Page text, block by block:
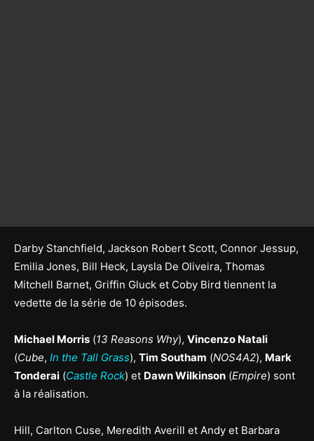
Darby Stanchfield, Jackson Robert Scott, Connor Jessup,
Emilia Jones, Bill Heck, Laysla De Oliveira, Thomas
Mitchell Barnet, Griffin Gluck et Coby Bird tiennent la
vedette de la série de 10 épisodes.
Michael Morris (13 Reasons Why), Vincenzo Natali
(Cube, In the Tall Grass), Tim Southam (NOS4A2), Mark
Tonderai (Castle Rock) et Dawn Wilkinson (Empire) sont
à la réalisation.
Hill, Carlton Cuse, Meredith Averill et Andy et Barbara